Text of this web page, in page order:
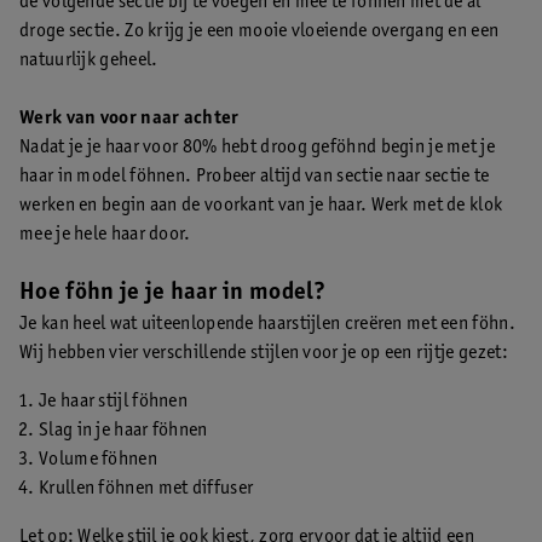
droge sectie. Zo krijg je een mooie vloeiende overgang en een
natuurlijk geheel.
Werk van voor naar achter
Nadat je je haar voor 80% hebt droog geföhnd begin je met je
haar in model föhnen. Probeer altijd van sectie naar sectie te
werken en begin aan de voorkant van je haar. Werk met de klok
mee je hele haar door.
Hoe föhn je je haar in model?
Je kan heel wat uiteenlopende haarstijlen creëren met een föhn.
Wij hebben vier verschillende stijlen voor je op een rijtje gezet:
Je haar stijl föhnen
Slag in je haar föhnen
Volume föhnen
Krullen föhnen met diffuser
Let op: Welke stijl je ook kiest, zorg ervoor dat je altijd een